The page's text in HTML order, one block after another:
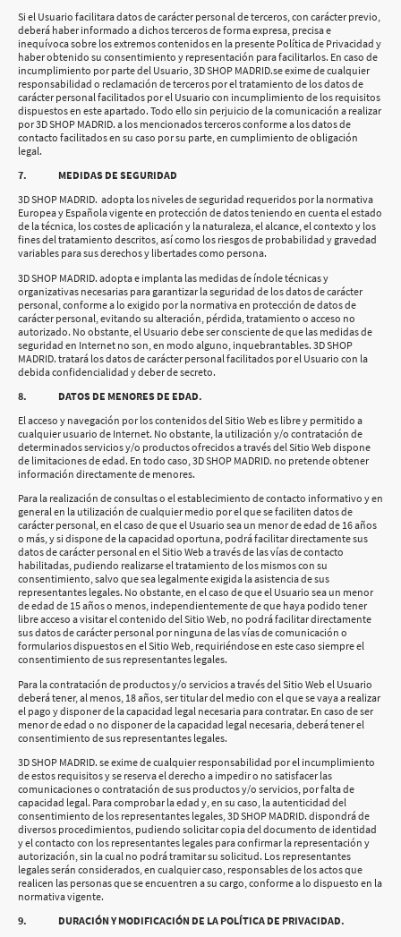
Si el Usuario facilitara datos de carácter personal de terceros, con carácter previo,
deberá haber informado a dichos terceros de forma expresa, precisa e
inequívoca sobre los extremos contenidos en la presente Política de Privacidad y
haber obtenido su consentimiento y representación para facilitarlos. En caso de
incumplimiento por parte del Usuario, 3D SHOP MADRID.se exime de cualquier
responsabilidad o reclamación de terceros por el tratamiento de los datos de
carácter personal facilitados por el Usuario con incumplimiento de los requisitos
dispuestos en este apartado. Todo ello sin perjuicio de la comunicación a realizar
por 3D SHOP MADRID. a los mencionados terceros conforme a los datos de
contacto facilitados en su caso por su parte, en cumplimiento de obligación
legal.
7. MEDIDAS DE SEGURIDAD
3D SHOP MADRID. adopta los niveles de seguridad requeridos por la normativa
Europea y Española vigente en protección de datos teniendo en cuenta el estado
de la técnica, los costes de aplicación y la naturaleza, el alcance, el contexto y los
fines del tratamiento descritos, así como los riesgos de probabilidad y gravedad
variables para sus derechos y libertades como persona.
3D SHOP MADRID. adopta e implanta las medidas de índole técnicas y
organizativas necesarias para garantizar la seguridad de los datos de carácter
personal, conforme a lo exigido por la normativa en protección de datos de
carácter personal, evitando su alteración, pérdida, tratamiento o acceso no
autorizado. No obstante, el Usuario debe ser consciente de que las medidas de
seguridad en Internet no son, en modo alguno, inquebrantables. 3D SHOP
MADRID. tratará los datos de carácter personal facilitados por el Usuario con la
debida confidencialidad y deber de secreto.
8. DATOS DE MENORES DE EDAD.
El acceso y navegación por los contenidos del Sitio Web es libre y permitido a
cualquier usuario de Internet. No obstante, la utilización y/o contratación de
determinados servicios y/o productos ofrecidos a través del Sitio Web dispone
de limitaciones de edad. En todo caso, 3D SHOP MADRID. no pretende obtener
información directamente de menores.
Para la realización de consultas o el establecimiento de contacto informativo y en
general en la utilización de cualquier medio por el que se faciliten datos de
carácter personal, en el caso de que el Usuario sea un menor de edad de 16 años
o más, y si dispone de la capacidad oportuna, podrá facilitar directamente sus
datos de carácter personal en el Sitio Web a través de las vías de contacto
habilitadas, pudiendo realizarse el tratamiento de los mismos con su
consentimiento, salvo que sea legalmente exigida la asistencia de sus
representantes legales. No obstante, en el caso de que el Usuario sea un menor
de edad de 15 años o menos, independientemente de que haya podido tener
libre acceso a visitar el contenido del Sitio Web, no podrá facilitar directamente
sus datos de carácter personal por ninguna de las vías de comunicación o
formularios dispuestos en el Sitio Web, requiriéndose en este caso siempre el
consentimiento de sus representantes legales.
Para la contratación de productos y/o servicios a través del Sitio Web el Usuario
deberá tener, al menos, 18 años, ser titular del medio con el que se vaya a realizar
el pago y disponer de la capacidad legal necesaria para contratar. En caso de ser
menor de edad o no disponer de la capacidad legal necesaria, deberá tener el
consentimiento de sus representantes legales.
3D SHOP MADRID. se exime de cualquier responsabilidad por el incumplimiento
de estos requisitos y se reserva el derecho a impedir o no satisfacer las
comunicaciones o contratación de sus productos y/o servicios, por falta de
capacidad legal. Para comprobar la edad y, en su caso, la autenticidad del
consentimiento de los representantes legales, 3D SHOP MADRID. dispondrá de
diversos procedimientos, pudiendo solicitar copia del documento de identidad
y el contacto con los representantes legales para confirmar la representación y
autorización, sin la cual no podrá tramitar su solicitud. Los representantes
legales serán considerados, en cualquier caso, responsables de los actos que
realicen las personas que se encuentren a su cargo, conforme a lo dispuesto en la
normativa vigente.
9. DURACIÓN Y MODIFICACIÓN DE LA POLÍTICA DE PRIVACIDAD.